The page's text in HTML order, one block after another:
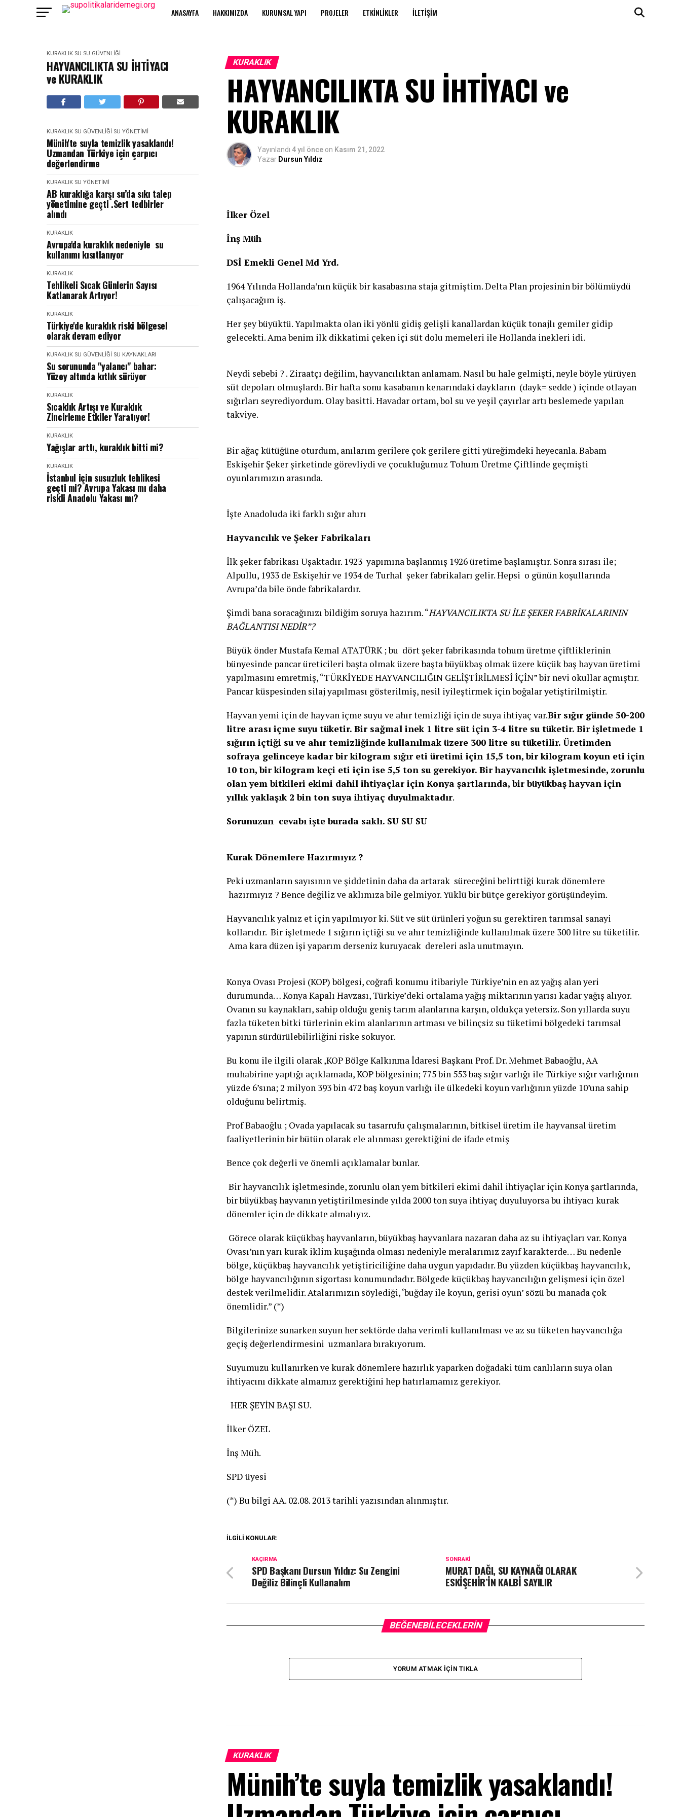
ANASAYFA HAKKIMIZDA KURUMSAL YAPI PROJELER ETKINLIKLER İLETIŞIM
KURAKLIK SU SU GÜVENLIĞI
HAYVANCILIKTA SU İHTİYACI
ve KURAKLIK
KURAKLIK SU GÜVENLIĞI SU YÖNETIMI
Münih'te suyla temizlik yasaklandı!
Uzmandan Türkiye için çarpıcı
değerlendirme
KURAKLIK SU YÖNETIMI
AB kuraklığa karşı su’da sıkı talep
yönetimine geçti .Sert tedbirler
alındı
KURAKLIK
Avrupa'da kuraklık nedeniyle su
kullanımı kısıtlanıyor
KURAKLIK
Tehlikeli Sıcak Günlerin Sayısı
Katlanarak Artıyor!
KURAKLIK
Türkiye'de kuraklık riski bölgesel
olarak devam ediyor
KURAKLIK SU GÜVENLIĞI SU KAYNAKLARI
Su sorununda "yalancı" bahar:
Yüzey altında kıtlık sürüyor
KURAKLIK
Sıcaklık Artışı ve Kuraklık
Zincirleme Etkiler Yaratıyor!
KURAKLIK
Yağışlar arttı, kuraklık bitti mi?
KURAKLIK
İstanbul için susuzluk tehlikesi
geçti mi? Avrupa Yakası mı daha
riskli Anadolu Yakası mı?
KURAKLIK
HAYVANCILIKTA SU İHTİYACI ve
KURAKLIK
Yayınlandı 4 yıl önce on Kasım 21, 2022
Yazar Dursun Yıldız
İlker Özel
İnş Müh
DSİ Emekli Genel Md Yrd.
1964 Yılında Hollanda’nın küçük bir kasabasına staja gitmiştim. Delta Plan projesinin bir bölümüydü
çalışacağım iş.
Her şey büyüktü. Yapılmakta olan iki yönlü gidiş gelişli kanallardan küçük tonajlı gemiler gidip
gelecekti. Ama benim ilk dikkatimi çeken içi süt dolu memeleri ile Hollanda inekleri idi.
Neydi sebebi ? . Ziraatçı değilim, hayvancılıktan anlamam. Nasıl bu hale gelmişti, neyle böyle yürüyen
süt depoları olmuşlardı. Bir hafta sonu kasabanın kenarındaki daykların (dayk= sedde ) içinde otlayan
sığırları seyrediyordum. Olay basitti. Havadar ortam, bol su ve yeşil çayırlar artı beslemede yapılan
takviye.
Bir ağaç kütüğüne oturdum, anılarım gerilere çok gerilere gitti yüreğimdeki heyecanla. Babam
Eskişehir Şeker şirketinde görevliydi ve çocukluğumuz Tohum Üretme Çiftlinde geçmişti
oyunlarımızın arasında.
İşte Anadoluda iki farklı sığır ahırı
Hayvancılık ve Şeker Fabrikaları
İlk şeker fabrikası Uşaktadır. 1923 yapımına başlanmış 1926 üretime başlamıştır. Sonra sırası ile;
Alpullu, 1933 de Eskişehir ve 1934 de Turhal şeker fabrikaları gelir. Hepsi o günün koşullarında
Avrupa’da bile önde fabrikalardır.
Şimdi bana soracağınızı bildiğim soruya hazırım. “HAYVANCILIKTA SU İLE ŞEKER FABRİKALARININ
BAĞLANTISI NEDİR”?
Büyük önder Mustafa Kemal ATATÜRK ; bu dört şeker fabrikasında tohum üretme çiftliklerinin
bünyesinde pancar üreticileri başta olmak üzere başta büyükbaş olmak üzere küçük baş hayvan üretimi
yapılmasını emretmiş, “TÜRKİYEDE HAYVANCILIĞIN GELİŞTİRİLMESİ İÇİN” bir nevi okullar açmıştır.
Pancar küspesinden silaj yapılması gösterilmiş, nesil iyileştirmek için boğalar yetiştirilmiştir.
Hayvan yemi için de hayvan içme suyu ve ahır temizliği için de suya ihtiyaç var.Bir sığır günde 50-200
litre arası içme suyu tüketir. Bir sağmal inek 1 litre süt için 3-4 litre su tüketir. Bir işletmede 1
sığırın içtiği su ve ahır temizliğinde kullanılmak üzere 300 litre su tüketilir. Üretimden
sofraya gelinceye kadar bir kilogram sığır eti üretimi için 15,5 ton, bir kilogram koyun eti için
10 ton, bir kilogram keçi eti için ise 5,5 ton su gerekiyor. Bir hayvancılık işletmesinde, zorunlu
olan yem bitkileri ekimi dahil ihtiyaçlar için Konya şartlarında, bir büyükbaş hayvan için
yıllık yaklaşık 2 bin ton suya ihtiyaç duyulmaktadır.
Sorunuzun cevabı işte burada saklı. SU SU SU
Kurak Dönemlere Hazırmıyız ?
Peki uzmanların sayısının ve şiddetinin daha da artarak süreceğini belirttiği kurak dönemlere
hazırmıyız ? Bence değiliz ve aklımıza bile gelmiyor. Yüklü bir bütçe gerekiyor görüşündeyim.
Hayvancılık yalnız et için yapılmıyor ki. Süt ve süt ürünleri yoğun su gerektiren tarımsal sanayi
kollarıdır. Bir işletmede 1 sığırın içtiği su ve ahır temizliğinde kullanılmak üzere 300 litre su tüketilir.
Ama kara düzen işi yaparım derseniz kuruyacak dereleri asla unutmayın.
Konya Ovası Projesi (KOP) bölgesi, coğrafi konumu itibariyle Türkiye’nin en az yağış alan yeri
durumunda… Konya Kapalı Havzası, Türkiye’deki ortalama yağış miktarının yarısı kadar yağış alıyor.
Ovanın su kaynakları, sahip olduğu geniş tarım alanlarına karşın, oldukça yetersiz. Son yıllarda suyu
fazla tüketen bitki türlerinin ekim alanlarının artması ve bilinçsiz su tüketimi bölgedeki tarımsal
yapının sürdürülebilirliğini riske sokuyor.
Bu konu ile ilgili olarak ,KOP Bölge Kalkınma İdaresi Başkanı Prof. Dr. Mehmet Babaoğlu, AA
muhabirine yaptığı açıklamada, KOP bölgesinin; 775 bin 553 baş sığır varlığı ile Türkiye sığır varlığının
yüzde 6’sına; 2 milyon 393 bin 472 baş koyun varlığı ile ülkedeki koyun varlığının yüzde 10’una sahip
olduğunu belirtmiş.
Prof Babaoğlu ; Ovada yapılacak su tasarrufu çalışmalarının, bitkisel üretim ile hayvansal üretim
faaliyetlerinin bir bütün olarak ele alınması gerektiğini de ifade etmiş
Bence çok değerli ve önemli açıklamalar bunlar.
Bir hayvancılık işletmesinde, zorunlu olan yem bitkileri ekimi dahil ihtiyaçlar için Konya şartlarında,
bir büyükbaş hayvanın yetiştirilmesinde yılda 2000 ton suya ihtiyaç duyuluyorsa bu ihtiyacı kurak
dönemler için de dikkate almalıyız.
Görece olarak küçükbaş hayvanların, büyükbaş hayvanlara nazaran daha az su ihtiyaçları var. Konya
Ovası’nın yarı kurak iklim kuşağında olması nedeniyle meralarımız zayıf karakterde… Bu nedenle
bölge, küçükbaş hayvancılık yetiştiriciliğine daha uygun yapıdadır. Bu yüzden küçükbaş hayvancılık,
bölge hayvancılığının sigortası konumundadır. Bölgede küçükbaş hayvancılığın gelişmesi için özel
destek verilmelidir. Atalarımızın söylediği, ‘buğday ile koyun, gerisi oyun’ sözü bu manada çok
önemlidir.” (*)
Bilgilerinize sunarken suyun her sektörde daha verimli kullanılması ve az su tüketen hayvancılığa
geçiş değerlendirmesini uzmanlara bırakıyorum.
Suyumuzu kullanırken ve kurak dönemlere hazırlık yaparken doğadaki tüm canlıların suya olan
ihtiyacını dikkate almamız gerektiğini hep hatırlamamız gerekiyor.
HER ŞEYİN BAŞI SU.
İlker ÖZEL
İnş Müh.
SPD üyesi
(*) Bu bilgi AA. 02.08. 2013 tarihli yazısından alınmıştır.
İLGILI KONULAR:
SONRAKI
MURAT DAĞI, SU KAYNAĞI OLARAK
ESKİŞEHİR’İN KALBİ SAYILIR
KAÇIRMA
SPD Başkanı Dursun Yıldız: Su Zengini
Değiliz Bilinçli Kullanalım
BEĞENEBILECEKLERIN
YORUM ATMAK IÇIN TIKLA
KURAKLIK
Münih’te suyla temizlik yasaklandı!